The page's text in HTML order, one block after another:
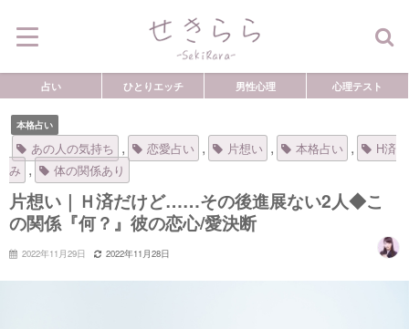
占い ひとりエッチ 男性心理 心理テスト
本格占い
あの人の気持ち , 恋愛占い , 片想い , 本格占い ,
H済
み , 体の関係あり
片想い｜Ｈ済だけど……その後進展ない2人◆こ
の関係『何？』彼の恋心/愛決断
2022年11月29日 2022年11月28日